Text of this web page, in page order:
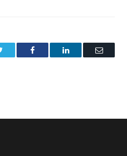
Facebook LinkedIn Email